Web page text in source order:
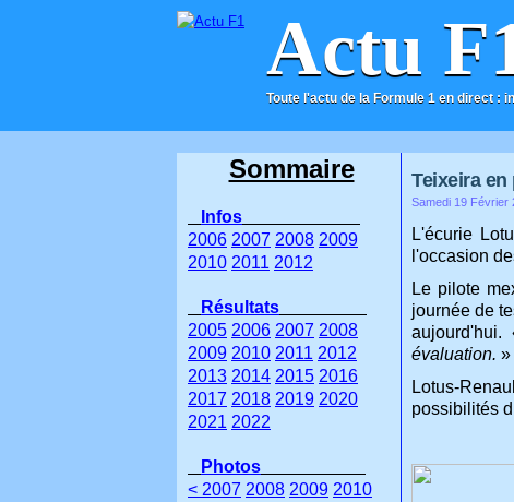
Actu
Toute l'actu de la Formule 1 en direct :
ACCUEIL CONTACT
Teixeira
Samedi 19 Février
L'écurie
l'occasion
Le pilote
journée de
aujourd'hui.
évaluation. »
Lotus-
possibilités
Sommaire
Infos
2006 2007 2008 2009
2010 2011 2012
Résultats
2005 2006 2007 2008
2009 2010 2011 2012
2013 2014 2015 2016
2017 2018 2019 2020
2021 2022
Photos
< 2007 2008 2009 2010